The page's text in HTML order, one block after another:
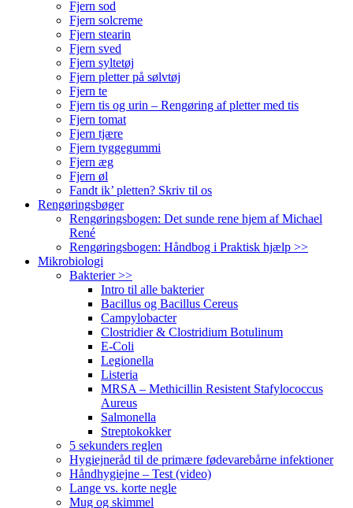
Fjern sod
Fjern solcreme
Fjern stearin
Fjern sved
Fjern syltetøj
Fjern pletter på sølvtøj
Fjern te
Fjern tis og urin – Rengøring af pletter med tis
Fjern tomat
Fjern tjære
Fjern tyggegummi
Fjern æg
Fjern øl
Fandt ik’ pletten? Skriv til os
Rengøringsbøger
Rengøringsbogen: Det sunde rene hjem af Michael
René
Rengøringsbogen: Håndbog i Praktisk hjælp >>
Mikrobiologi
Bakterier >>
Intro til alle bakterier
Bacillus og Bacillus Cereus
Campylobacter
Clostridier & Clostridium Botulinum
E-Coli
Legionella
Listeria
MRSA – Methicillin Resistent Stafylococcus
Aureus
Salmonella
Streptokokker
5 sekunders reglen
Hygiejneråd til de primære fødevarebårne infektioner
Håndhygiejne – Test (video)
Lange vs. korte negle
Mug og skimmel